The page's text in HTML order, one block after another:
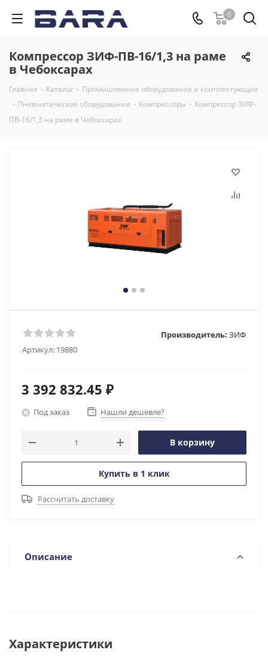
0
Компрессор ЗИФ-ПВ-16/1,3 на раме
в Чебоксарах
Главная - Каталог - Промышленное оборудование и комплектующие
- Пневматическое оборудование - Компрессоры - Компрессор ЗИФ-
ПВ-16/1,3 на раме в Чебоксарах
Артикул: 19880
Производитель: ЗИФ
3 392 832.45 ₽
Под заказ Нашли дешевле?
В корзину
Купить в 1 клик
Рассчитать доставку
Описание
Характеристики